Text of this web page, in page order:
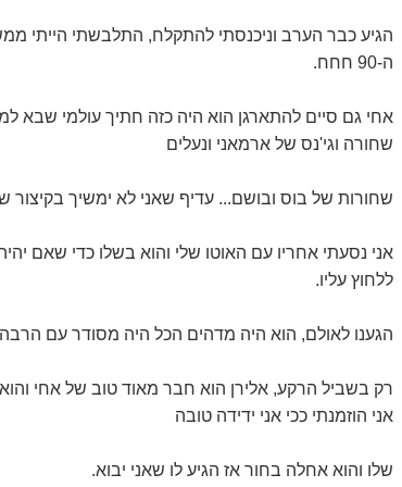
הגיע כבר הערב וניכנסתי להתקלח, התלבשתי הייתי
ה-90 חחח.
אחי גם סיים להתארגן הוא היה כזה חתיך עולמי שבא
שחורה וגי'נס של ארמאני ונעלים
שחורות של בוס ובושם... עדיף שאני לא ימשיך בקיצור
אני נסעתי אחריו עם האוטו שלי והוא בשלו כדי שאם
ללחוץ עליו.
הגענו לאולם, הוא היה מדהים הכל היה מסודר עם הרבה
רק בשביל הרקע, אלירן הוא חבר מאוד טוב של אחי
אני הוזמנתי ככי אני ידידה טובה
שלו והוא אחלה בחור אז הגיע לו שאני יבוא.